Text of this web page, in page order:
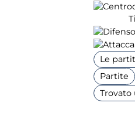
Le
Partite
Trovato